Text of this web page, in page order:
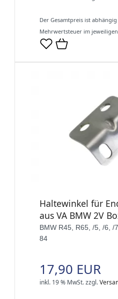
Der Gesamtpreis ist
Mehrwertsteuer im
Haltewinkel für
aus VA BMW 2V
BMW R45, R65, /5, /6, /
84
17,90 EUR
inkl. 19 % MwSt.zzgl.